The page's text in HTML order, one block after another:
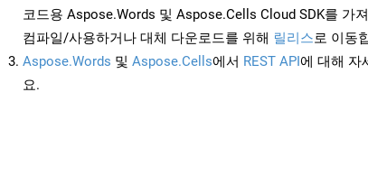
코드용 Aspose.Words 및 Aspose.Cells Cloud SDK를 가
컴파일/사용하거나 대체 다운로드를 위해 릴리스로 이동
Aspose.Words 및 Aspose.Cells에서 REST API에 대해 자
요.